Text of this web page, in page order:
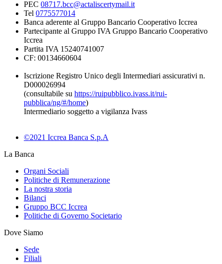
PEC 08717.bcc@actaliscertymail.it
Tel 0775577014
Banca aderente al Gruppo Bancario Cooperativo Iccrea
Partecipante al Gruppo IVA Gruppo Bancario Cooperativo
Iccrea
Partita IVA 15240741007
CF: 00134660604
Iscrizione Registro Unico degli Intermediari assicurativi n.
D000026994
(consultabile su https://ruipubblico.ivass.it/rui-
pubblica/ng/#/home)
Intermediario soggetto a vigilanza Ivass
©2021 Iccrea Banca S.p.A
La Banca
Organi Sociali
Politiche di Remunerazione
La nostra storia
Bilanci
Gruppo BCC Iccrea
Politiche di Governo Societario
Dove Siamo
Sede
Filiali